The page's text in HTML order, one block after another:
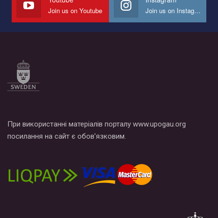
Все, что вам нужно сделать - это зайти на наш канал YouTube
Join us on Youtube Join us on Instagram
При використанні матеріалів порталу www.upogau.org
посилання на сайт є обов’язковим.